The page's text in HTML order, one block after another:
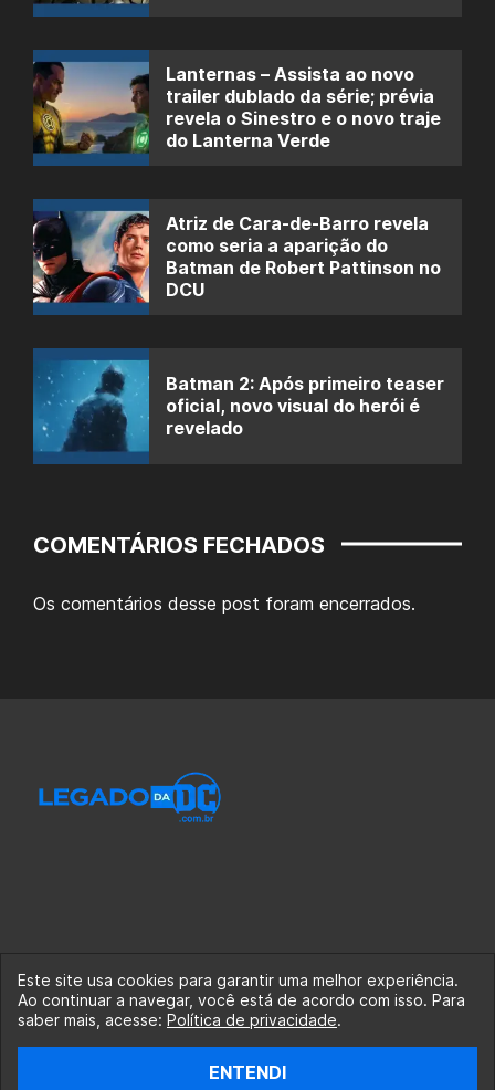
Lanternas – Assista ao novo
trailer dublado da série; prévia
revela o Sinestro e o novo traje
do Lanterna Verde
Atriz de Cara-de-Barro revela
como seria a aparição do
Batman de Robert Pattinson no
DCU
Batman 2: Após primeiro teaser
oficial, novo visual do herói é
revelado
COMENTÁRIOS FECHADOS
Os comentários desse post foram encerrados.
© 2020-2026 Legado da DC, uma empresa da Legado
Enterprises.
fabiolobo
Este site usa cookies para garantir uma melhor experiência.
Ao continuar a navegar, você está de acordo com isso. Para
saber mais, acesse: Política de privacidade.
ENTENDI